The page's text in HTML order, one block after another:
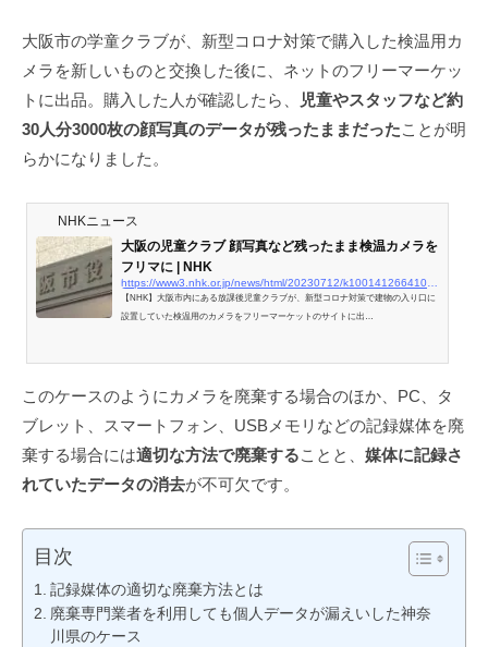
浅
見
大阪市の学童クラブが、新型コロナ対策で購入した検温用カ
メラを新しいものと交換した後に、ネットのフリーマーケッ
トに出品。購入した人が確認したら、
児童やスタッフなど約
30人分3000枚の顔写真のデータが残ったままだったことが明
らかになりました。
NHKニュース
大阪の児童クラブ 顔写真など残ったまま検温カメラを
フリマに | NHK
https://www3.nhk.or.jp/news/html/20230712/k10014126641000.html
【NHK】大阪市内にある放課後児童クラブが、新型コロナ対策で建物の入り口に
設置していた検温用のカメラをフリーマーケットのサイトに出…
このケースのようにカメラを廃棄する場合のほか、PC、タ
ブレット、スマートフォン、USBメモリなどの記録媒体を廃
棄する場合には適切な方法で廃棄することと、 媒体に記録さ
れていたデータの消去が不可欠です。
目次
記録媒体の適切な廃棄方法とは
廃棄専門業者を利用しても個人データが漏えいした神奈
川県のケース